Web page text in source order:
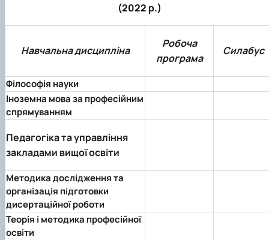
(2022 р.)
Навчальна дисципліна
Робоча
програма
Силабус
Філософія науки
Іноземна мова за професійним
спрямуванням
Педагогіка та управління
закладами вищої освіти
Методика дослідження та
організація підготовки
дисертаційної роботи
Теорія і методика професійної
освіти